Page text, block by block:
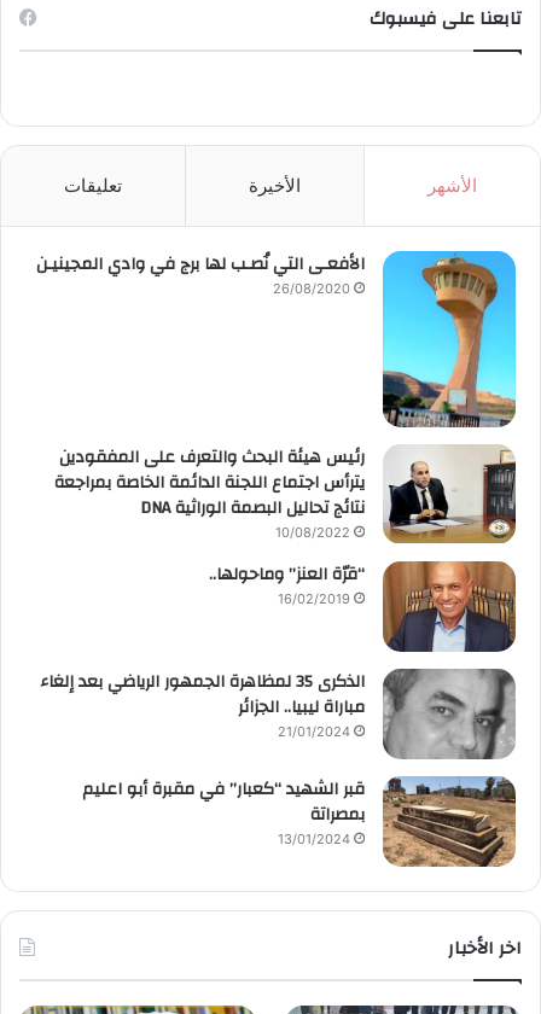
تابعنا على فيسبوك
الأشهر الأخيرة تعليقات
الأفعـى التي نُصـب لها برج في وادي المجينيـن
26/08/2020
رئيس هيئة البحث والتعرف على المفقودين
يترأس اجتماع اللجنة الدائمة الخاصة بمراجعة
نتائج تحاليل البصمة الوراثية DNA
10/08/2022
“قرّة العنز” وماحولها..
16/02/2019
الذكرى 35 لمظاهرة الجمهور الرياضي بعد إلغاء
مباراة ليبيا.. الجزائر
21/01/2024
قبر الشهيد “كعبار” في مقبرة أبو اعليم
بمصراتة
13/01/2024
اخر الأخبار